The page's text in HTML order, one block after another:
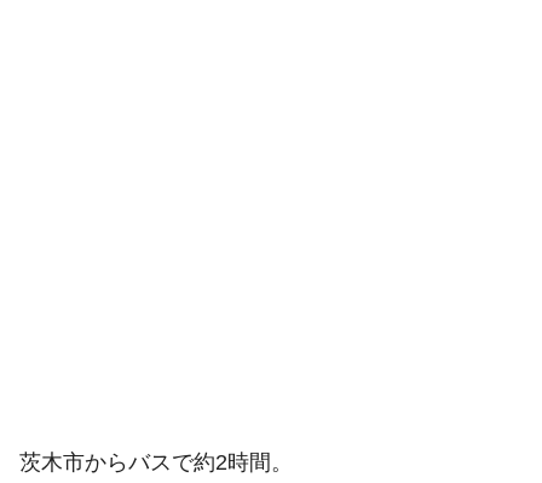
茨木市からバスで約2時間。